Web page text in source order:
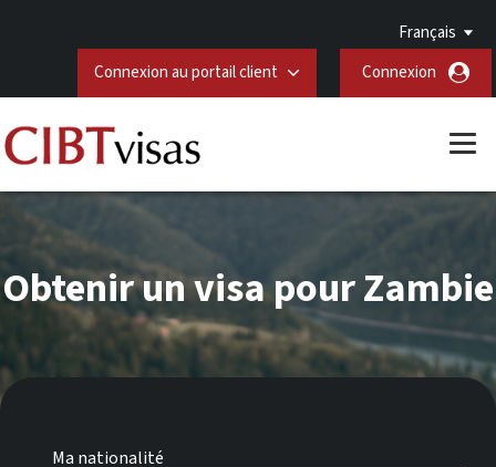
Français
Connexion au portail client
Connexion
Ma nationalité
Obtenir un visa pour Zambie